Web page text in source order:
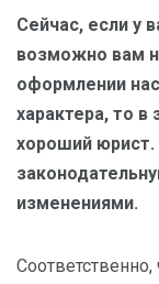
Сейчас, если у
возможно вам
оформлении
характера, то
хороший
изменениями.